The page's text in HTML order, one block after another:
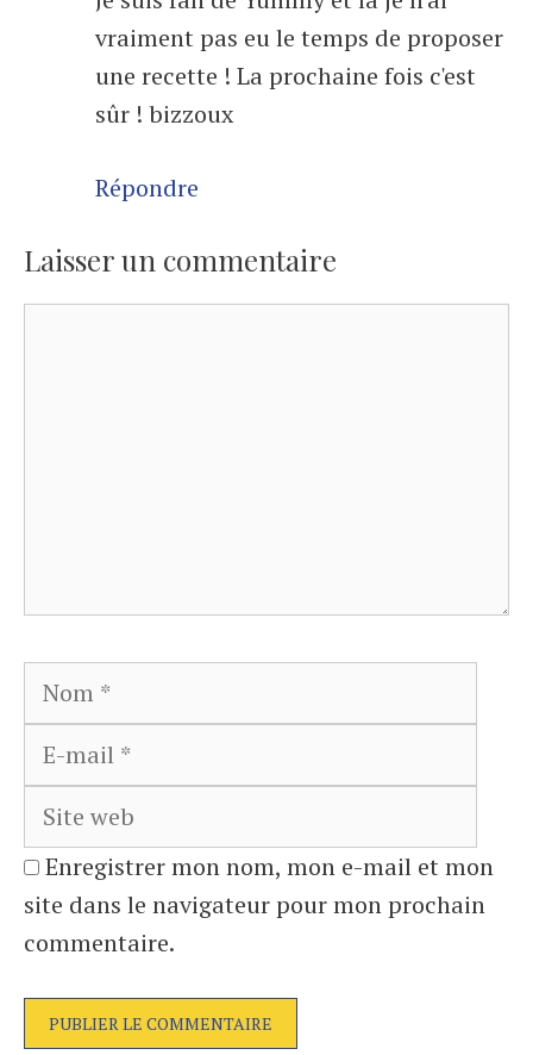
vraiment pas eu le temps de proposer
une recette ! La prochaine fois c'est
sûr ! bizzoux
Répondre
Laisser un commentaire
Nom
Enregistrer mon nom, mon e-mail et mon
site dans le navigateur pour mon prochain
commentaire.